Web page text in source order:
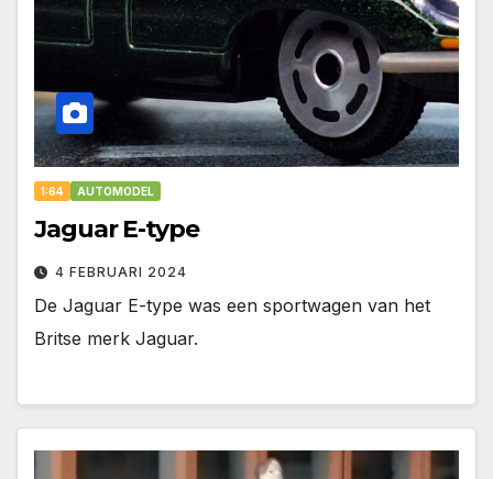
1:64 AUTOMODEL
Jaguar E-type
4 FEBRUARI 2024
De Jaguar E-type was een sportwagen van het
Britse merk Jaguar.